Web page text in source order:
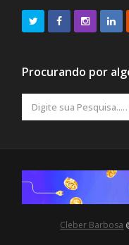
Procurando por
Cleber Barbosa